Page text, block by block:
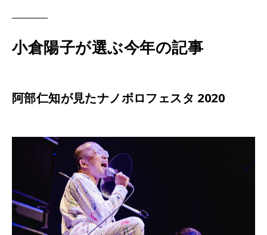
小倉陽子が選ぶ今年の記事
阿部仁知が見たナノボロフェスタ 2020